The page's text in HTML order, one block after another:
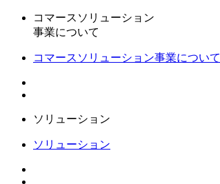
コマースソリューション
事業について
コマースソリューション事業について
ソリューション
ソリューション